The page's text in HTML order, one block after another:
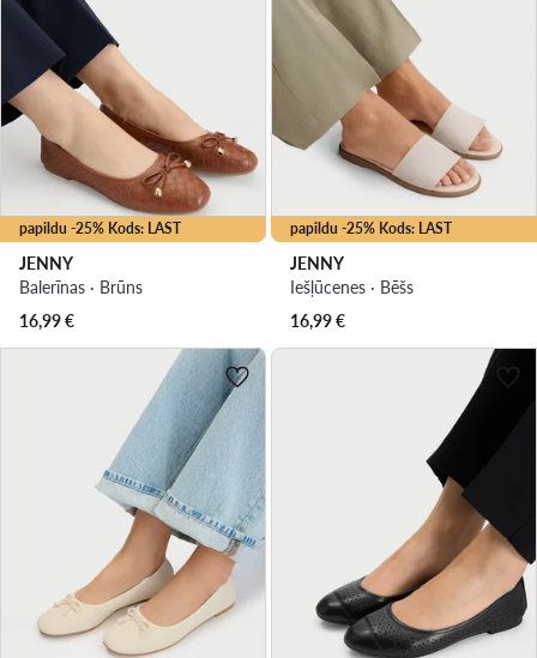
papildu -25% Kods: LAST
JENNY
Balerīnas · Brūns
16,99€
papildu -25% Kods: LAST
JENNY
Iešļūcenes · Bēšs
16,99€